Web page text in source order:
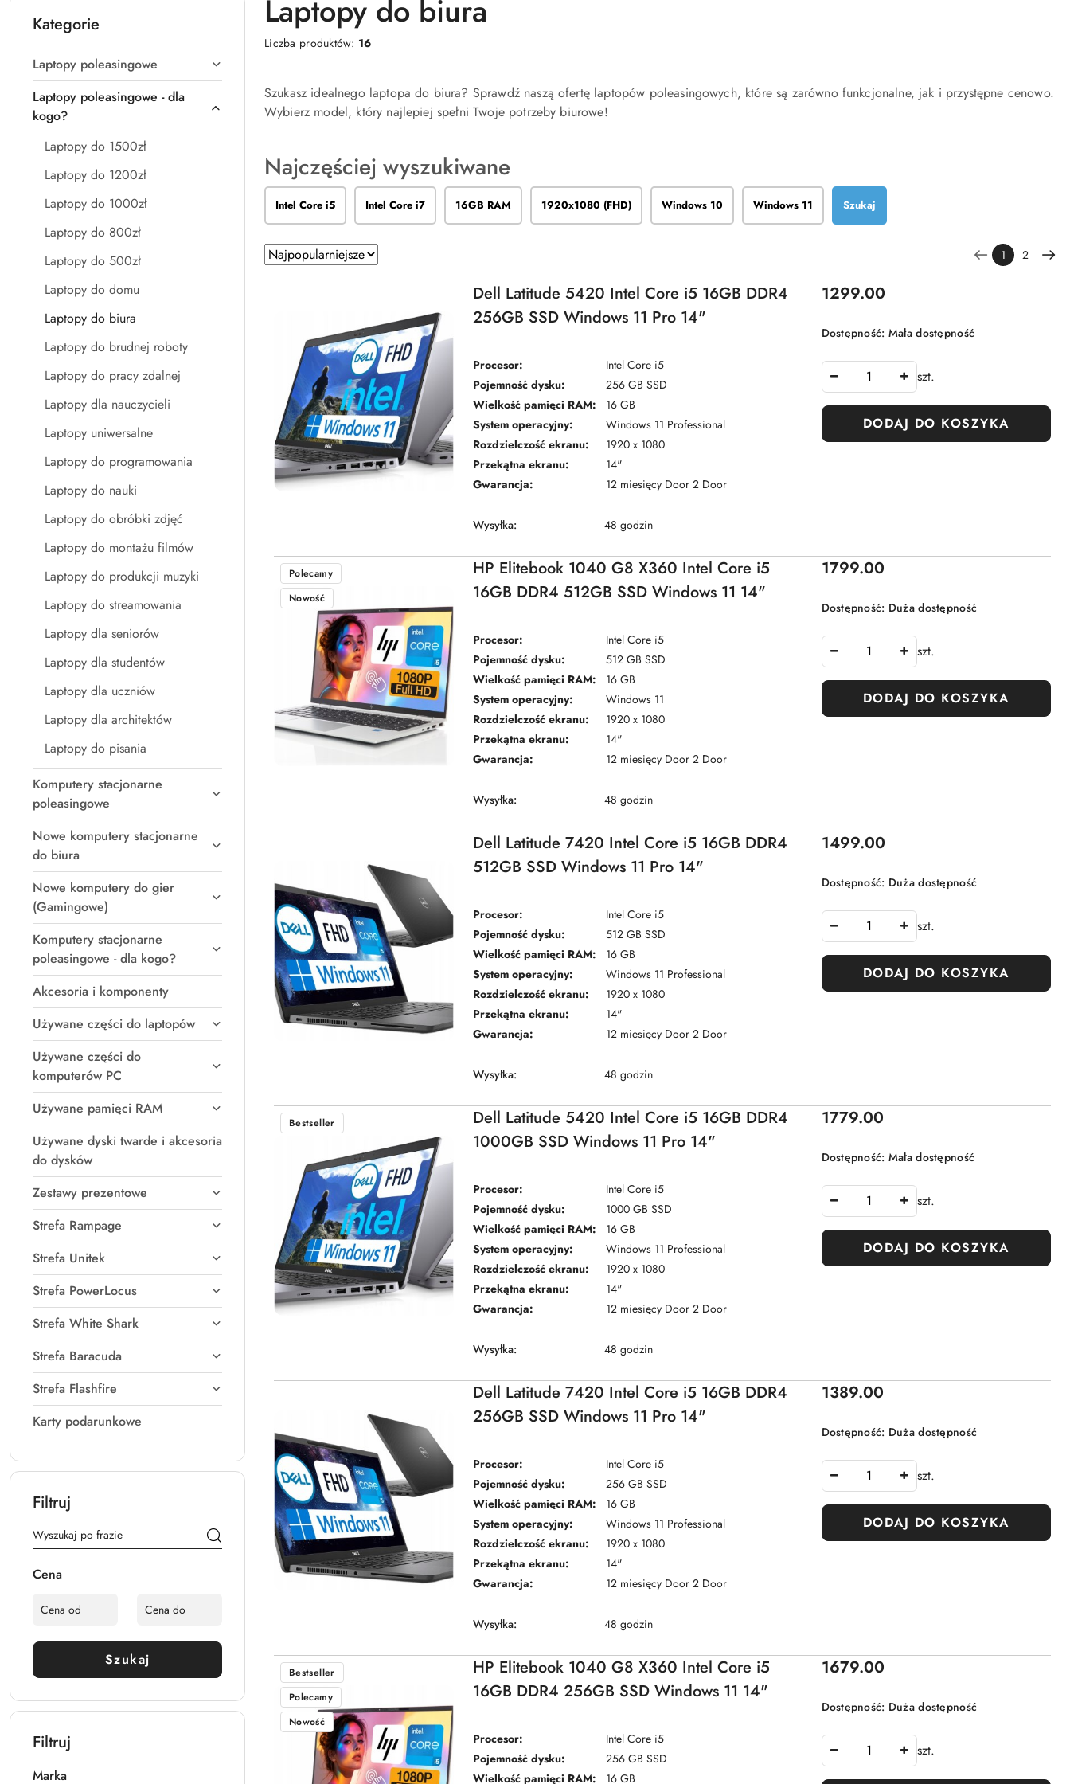
Kategorie
Laptopy poleasingowe
Laptopy poleasingowe - dla
kogo?
Laptopy do 1500zł
Laptopy do 1200zł
Laptopy do 1000zł
Laptopy do 800zł
Laptopy do 500zł
Laptopy do domu
Laptopy do biura
Laptopy do brudnej roboty
Laptopy do pracy zdalnej
Laptopy dla nauczycieli
Laptopy uniwersalne
Laptopy do programowania
Laptopy do nauki
Laptopy do obróbki zdjęć
Laptopy do montażu filmów
Laptopy do produkcji muzyki
Laptopy do streamowania
Laptopy dla seniorów
Laptopy dla studentów
Laptopy dla uczniów
Laptopy dla architektów
Laptopy do pisania
Komputery stacjonarne
poleasingowe
Nowe komputery stacjonarne
do biura
Nowe komputery do gier
(Gamingowe)
Komputery stacjonarne
poleasingowe - dla kogo?
Akcesoria i komponenty
Używane części do laptopów
Używane części do
komputerów PC
Używane pamięci RAM
Używane dyski twarde i akcesoria
do dysków
Zestawy prezentowe
Strefa Rampage
Strefa Unitek
Strefa PowerLocus
Strefa White Shark
Strefa Baracuda
Strefa Flashfire
Karty podarunkowe
Filtruj
Cena
Szukaj
Filtruj
Marka
Laptopy do biura
Liczba produktów: 16
Szukasz idealnego laptopa do biura? Sprawdź naszą ofertę laptopów poleasingowych, które są zarówno funkcjonalne, jak i przystępne cenowo.
Wybierz model, który najlepiej spełni Twoje potrzeby biurowe!
Najczęściej wyszukiwane
Intel Core i5 Intel Core i7 16GB RAM 1920x1080 (FHD) Windows 10 Windows 11 Szukaj
Zastosowano
sortowanie:
Sortuj
według
1 2
Dell Latitude 5420 Intel Core i5 16GB DDR4
256GB SSD Windows 11 Pro 14"
Procesor:
Intel Core i5
Pojemność dysku:
256 GB SSD
Wielkość pamięci RAM:
16 GB
System operacyjny:
Windows 11 Professional
Rozdzielczość ekranu:
1920 x 1080
Przekątna ekranu:
14"
Gwarancja:
12 miesięcy Door 2 Door
Wysyłka: 48 godzin
Cena:
1299.00
Dostępność: Mała dostępność
szt.
DODAJ DO KOSZYKA
HP Elitebook 1040 G8 X360 Intel Core i5
16GB DDR4 512GB SSD Windows 11 14"
Procesor:
Intel Core i5
Pojemność dysku:
512 GB SSD
Wielkość pamięci RAM:
16 GB
System operacyjny:
Windows 11
Rozdzielczość ekranu:
1920 x 1080
Przekątna ekranu:
14"
Gwarancja:
12 miesięcy Door 2 Door
Wysyłka: 48 godzin
Cena:
1799.00
Dostępność: Duża dostępność
szt.
DODAJ DO KOSZYKA
Polecamy
Nowość
Dell Latitude 7420 Intel Core i5 16GB DDR4
512GB SSD Windows 11 Pro 14"
Procesor:
Intel Core i5
Pojemność dysku:
512 GB SSD
Wielkość pamięci RAM:
16 GB
System operacyjny:
Windows 11 Professional
Rozdzielczość ekranu:
1920 x 1080
Przekątna ekranu:
14"
Gwarancja:
12 miesięcy Door 2 Door
Wysyłka: 48 godzin
Cena:
1499.00
Dostępność: Duża dostępność
szt.
DODAJ DO KOSZYKA
Dell Latitude 5420 Intel Core i5 16GB DDR4
1000GB SSD Windows 11 Pro 14"
Procesor:
Intel Core i5
Pojemność dysku:
1000 GB SSD
Wielkość pamięci RAM:
16 GB
System operacyjny:
Windows 11 Professional
Rozdzielczość ekranu:
1920 x 1080
Przekątna ekranu:
14"
Gwarancja:
12 miesięcy Door 2 Door
Wysyłka: 48 godzin
Cena:
1779.00
Dostępność: Mała dostępność
szt.
DODAJ DO KOSZYKA
Bestseller
Dell Latitude 7420 Intel Core i5 16GB DDR4
256GB SSD Windows 11 Pro 14"
Procesor:
Intel Core i5
Pojemność dysku:
256 GB SSD
Wielkość pamięci RAM:
16 GB
System operacyjny:
Windows 11 Professional
Rozdzielczość ekranu:
1920 x 1080
Przekątna ekranu:
14"
Gwarancja:
12 miesięcy Door 2 Door
Wysyłka: 48 godzin
Cena:
1389.00
Dostępność: Duża dostępność
szt.
DODAJ DO KOSZYKA
HP Elitebook 1040 G8 X360 Intel Core i5
16GB DDR4 256GB SSD Windows 11 14"
Procesor:
Intel Core i5
Pojemność dysku:
256 GB SSD
Wielkość pamięci RAM:
16 GB
Cena:
1679.00
Dostępność: Duża dostępność
szt.
Bestseller
Polecamy
Nowość